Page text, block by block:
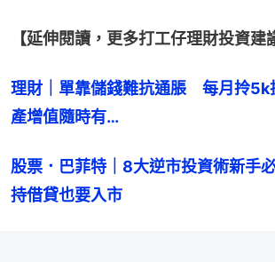
【延伸閱讀，更多打工仔理財投資建
理財｜單靠儲錢難抗通脹　每月拎
產增值隨時有…
股票．巴菲特｜8大逆市投資術新手
持借貸也要入市